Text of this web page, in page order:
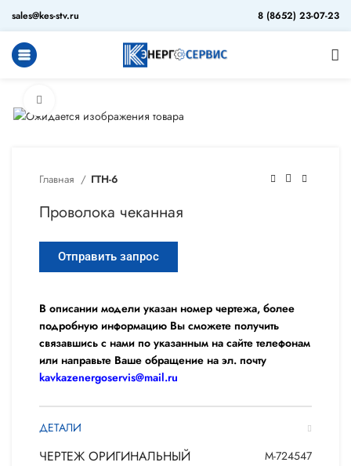
sales@kes-stv.ru 8 (8652) 23-07-23
Главная ГТН-6
Проволока чеканная
Отправить запрос
В описании модели указан номер чертежа, более
подробную информацию Вы сможете получить
связавшись с нами по указанным на сайте телефонам
или направьте Ваше обращение на эл. почту
kavkazenergoservis@mail.ru
ДЕТАЛИ
ЧЕРТЕЖ ОРИГИНАЛЬНЫЙ М-724547